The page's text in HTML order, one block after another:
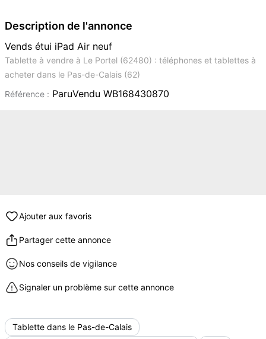
Description de l'annonce
Vends étui iPad Air neuf
Tablette à vendre à Le Portel (62480) : téléphones et tablettes à
acheter dans le Pas-de-Calais (62)
Référence : ParuVendu WB168430870
Ajouter aux favoris
Partager cette annonce
Nos conseils de vigilance
Signaler un problème sur cette annonce
Tablette dans le Pas-de-Calais